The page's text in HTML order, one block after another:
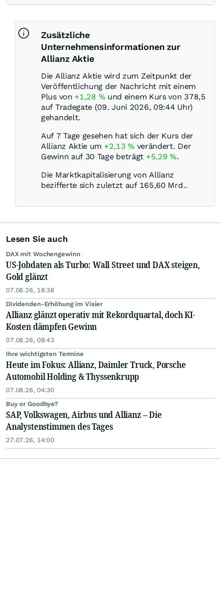
Zusätzliche
Unternehmensinformationen zur
Allianz Aktie
Die Allianz Aktie wird zum Zeitpunkt der
Veröffentlichung der Nachricht mit einem
Plus von +1,28 % und einem Kurs von 378,5
auf Tradegate (09. Juni 2026, 09:44 Uhr)
gehandelt.
Auf 7 Tage gesehen hat sich der Kurs der
Allianz Aktie um +2,13% verändert. Der
Gewinn auf 30 Tage beträgt +5,29%.
Die Marktkapitalisierung von Allianz
bezifferte sich zuletzt auf 165,60 Mrd..
Lesen Sie auch
DAX mit Wochengewinn
US-Jobdaten als Turbo: Wall Street und DAX steigen,
Gold glänzt
07.08.26, 18:38
Dividenden-Erhöhung im Visier
Allianz glänzt operativ mit Rekordquartal, doch KI-
Kosten dämpfen Gewinn
07.08.26, 08:43
Ihre wichtigsten Termine
Heute im Fokus: Allianz, Daimler Truck, Porsche
Automobil Holding & Thyssenkrupp
07.08.26, 04:30
Buy or Goodbye?
SAP, Volkswagen, Airbus und Allianz – Die
Analystenstimmen des Tages
27.07.26, 14:00